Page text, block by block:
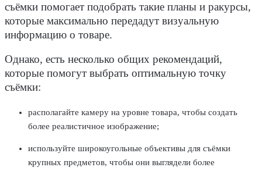
съёмки помогает подобрать такие планы и ракурсы,
которые максимально передадут визуальную
информацию о товаре.
Однако, есть несколько общих рекомендаций,
которые помогут выбрать оптимальную точку
съёмки:
располагайте камеру на уровне товара, чтобы создать
более реалистичное изображение;
используйте широкоугольные объективы для съёмки
крупных предметов, чтобы они выглядели более